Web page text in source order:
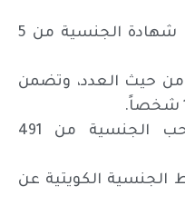
المرسوم رقم 91: سحب شهادة الجنسية من 5
92: الأكبر من حيث العدد، وتضمن
المرسوم رقم 93: سحب الجنسية من 491
94: إسقاط الجنسية الكويتية عن